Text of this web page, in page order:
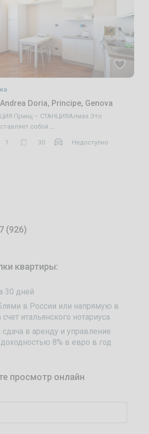
Doria, Principe, Genova
Принц – СТАНЦИЯАлмаз.Это
собой
1 30 Недоступно
(926)
квартиры:
30 дней
в России или напрямую в
итальянского нотариуса
сдача в аренду и управление
8% в евро в год
просмотр онлайн